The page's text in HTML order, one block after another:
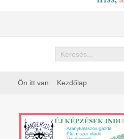
Keresés
Ön itt van: Kezdőlap